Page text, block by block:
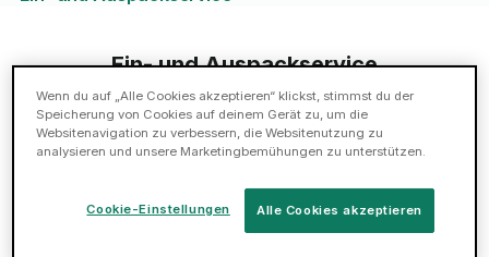
Ein- und Auspackservice
Wenn du auf „Alle Cookies akzeptieren“ klickst, stimmst du der
Speicherung von Cookies auf deinem Gerät zu, um die
Websitenavigation zu verbessern, die Websitenutzung zu
analysieren und unsere Marketingbemühungen zu unterstützen.
Alle Cookies akzeptieren
Cookie-Einstellungen